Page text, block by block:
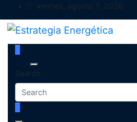
to
content
viernes, agosto 7, 2026
Estrategia
Magazine de Debate
Search